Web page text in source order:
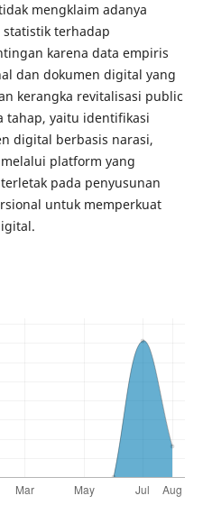
mengklaim adanya
terhadap
karena data empiris
dan dokumen digital yang
kerangka revitalisasi public
tahap, yaitu identifikasi
digital berbasis narasi,
platform yang
pada penyusunan
untuk memperkuat